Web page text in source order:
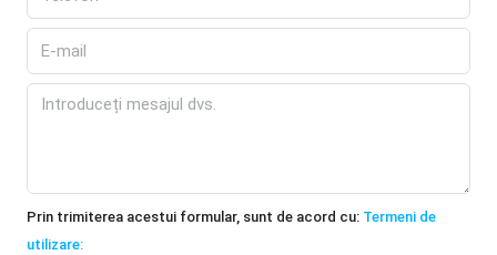
Prin trimiterea acestui formular, sunt de acord cu: Termeni de
utilizare: